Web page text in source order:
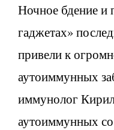
Ночное бдение и
гаджетах»
привели к
аутоиммунных
иммунолог
аутоиммунных